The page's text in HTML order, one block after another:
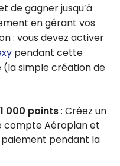
de gagner jusqu’à
en gérant vos
: vous devez activer
pendant cette
simple création de
000 points: Créez un
compte Aéroplan et
pendant la